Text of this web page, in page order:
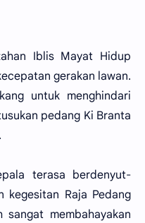
Iblis Mayat Hidup
gerakan lawan.
untuk menghindari
pedang Ki Branta
terasa berdenyut-
kegesitan Raja Pedang
membahayakan